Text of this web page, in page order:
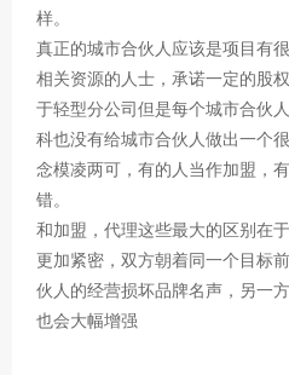
样。
真正的城市合伙人应该是项目有
相关资源的人士，承诺一定的股
于轻型分公司但是每个城市合伙
科也没有给城市合伙人做出一个
念模凌两可，有的人当作加盟，
错。
和加盟，代理这些最大的区别在
更加紧密，双方朝着同一个目标
伙人的经营损坏品牌名声，另一
也会大幅增强